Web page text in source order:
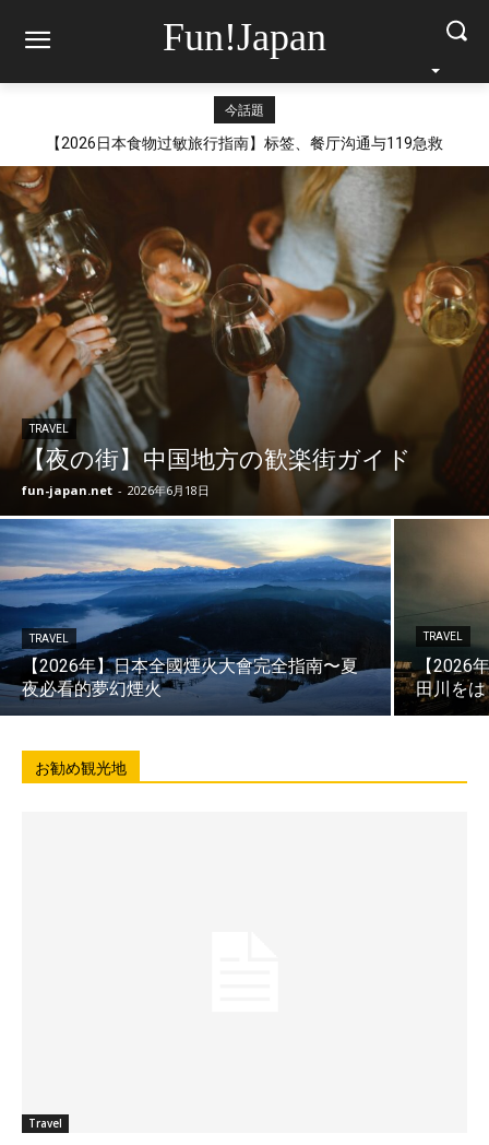
Fun!Japan
今話題
【2026日本食物过敏旅行指南】标签、餐厅沟通与119急救
TRAVEL
【夜の街】中国地方の歓楽街ガイド
fun-japan.net - 2026年6月18日
TRAVEL
【2026年】日本全國煙火大會完全指南〜夏
夜必看的夢幻煙火
TRAVEL
【2026
田川を
お勧め観光地
Travel